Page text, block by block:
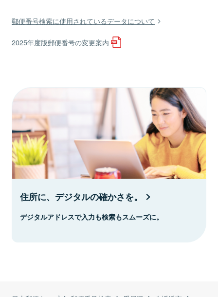
郵便番号検索に使用されているデータについて
2025年度版郵便番号の変更案内
住所に、デジタルの確かさを。
デジタルアドレスで入力も検索もスムーズに。